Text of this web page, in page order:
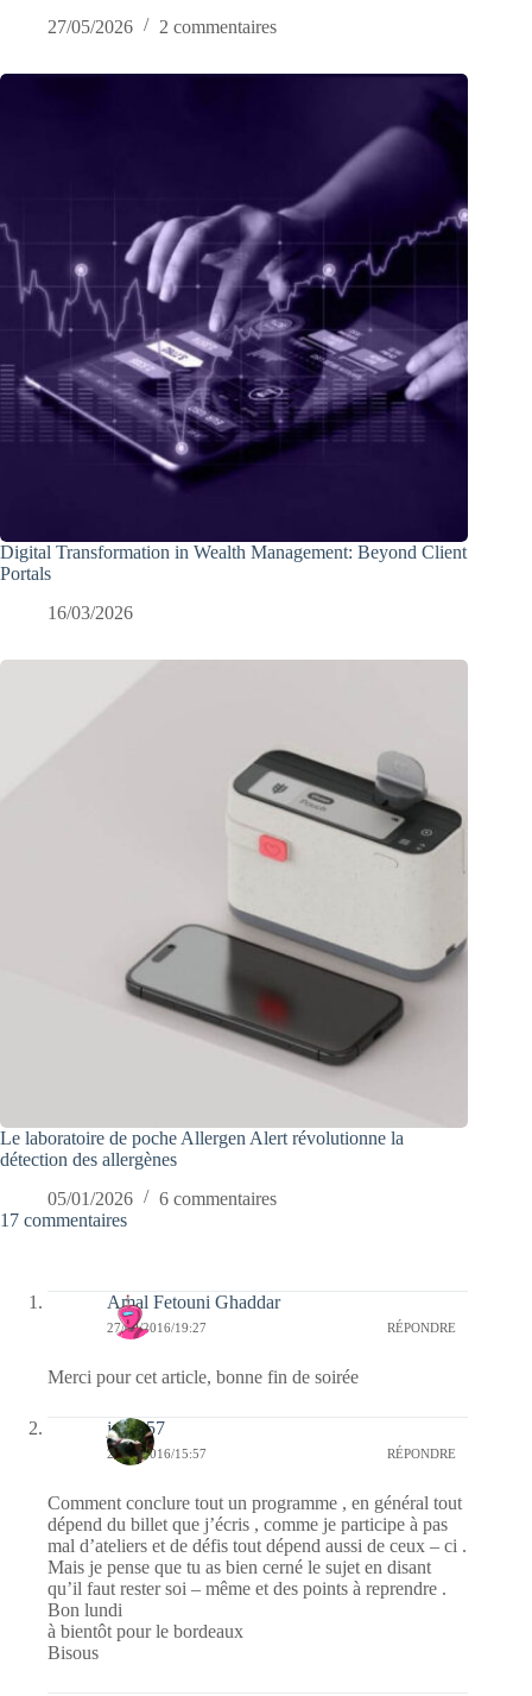
27/05/2026
2 commentaires
Digital Transformation in Wealth Management: Beyond Client
Portals
16/03/2026
Le laboratoire de poche Allergen Alert révolutionne la
détection des allergènes
05/01/2026
6 commentaires
17 commentaires
Amal Fetouni Ghaddar
27/09/2016/19:27 RÉPONDRE
Merci pour cet article, bonne fin de soirée
jazzy57
26/09/2016/15:57 RÉPONDRE
Comment conclure tout un programme , en général tout
dépend du billet que j’écris , comme je participe à pas
mal d’ateliers et de défis tout dépend aussi de ceux – ci .
Mais je pense que tu as bien cerné le sujet en disant
qu’il faut rester soi – même et des points à reprendre .
Bon lundi
à bientôt pour le bordeaux
Bisous